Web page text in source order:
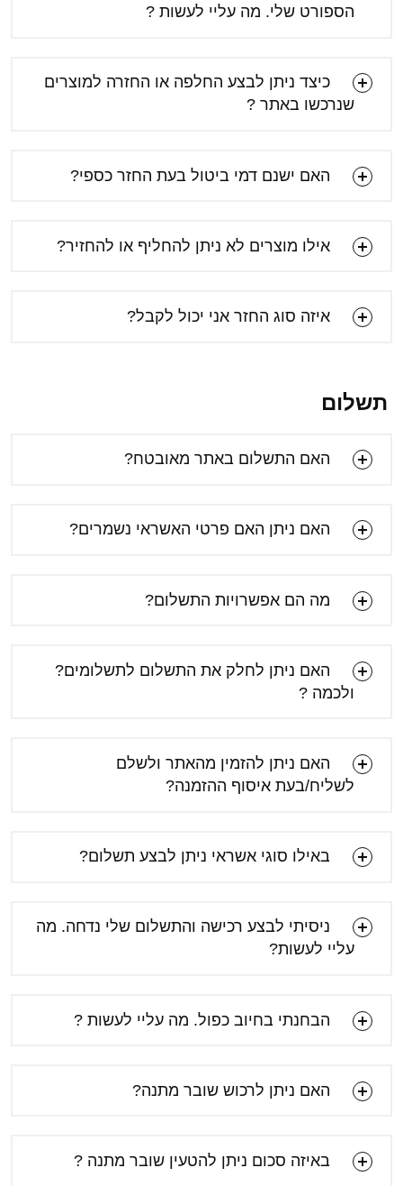
הספורט שלי. מה עליי לעשות ?
כיצד ניתן לבצע החלפה או החזרה למוצרים
שנרכשו באתר ?
האם ישנם דמי ביטול בעת החזר כספי?
אילו מוצרים לא ניתן להחליף או להחזיר?
איזה סוג החזר אני יכול לקבל?
תשלום
האם התשלום באתר מאובטח?
האם ניתן האם פרטי האשראי נשמרים?
מה הם אפשרויות התשלום?
האם ניתן לחלק את התשלום לתשלומים?
ולכמה ?
האם ניתן להזמין מהאתר ולשלם
לשליח/בעת איסוף ההזמנה?
באילו סוגי אשראי ניתן לבצע תשלום?
[email protected]
ניסיתי לבצע רכישה והתשלום שלי נדחה. מה
עליי לעשות?
הבחנתי בחיוב כפול. מה עליי לעשות ?
[email protected]
האם ניתן לרכוש שובר מתנה?
באיזה סכום ניתן להטעין שובר מתנה ?